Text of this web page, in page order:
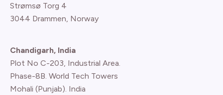
Strømsø Torg 4
3044 Drammen, Norway
Chandigarh, India
Plot No C-203, Industrial Area.
Phase-8B. World Tech Towers
Mohali (Punjab). India